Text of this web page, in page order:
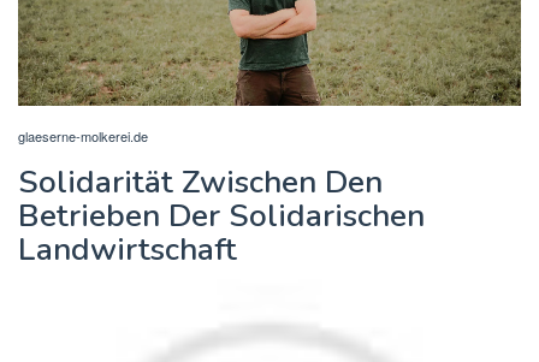
glaeserne-molkerei.de
Solidarität Zwischen Den
Betrieben Der Solidarischen
Landwirtschaft